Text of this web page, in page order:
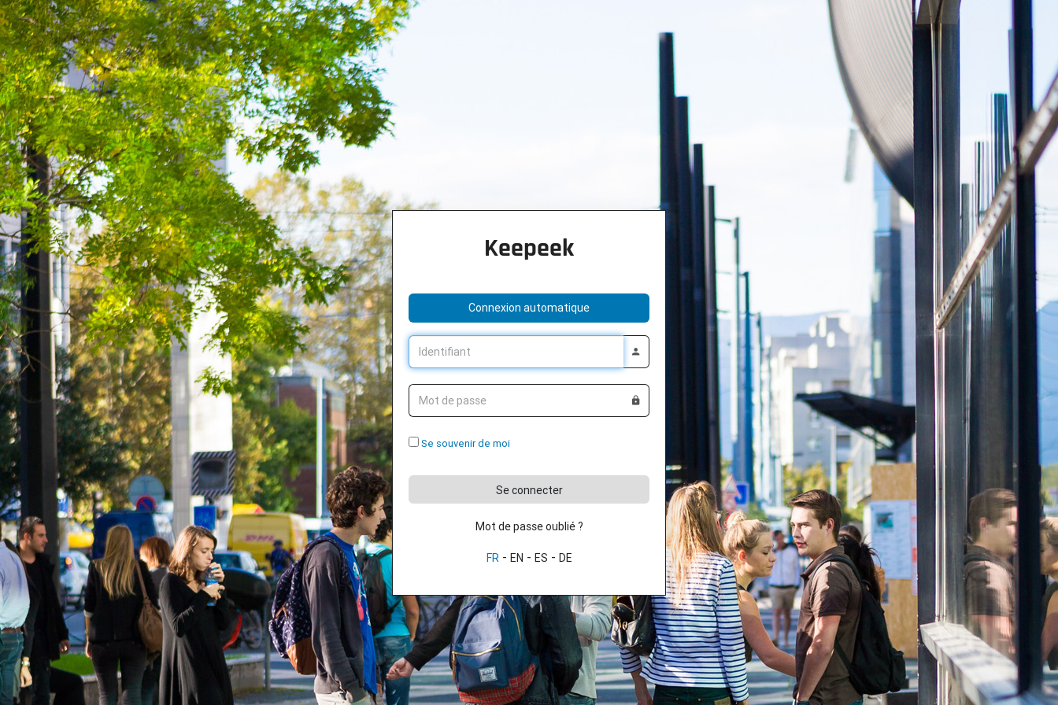
Keepeek
Connexion automatique
Identifiant
Mot de passe
Se souvenir de moi
Se connecter
Mot de passe oublié ?
FR- EN - ES - DE